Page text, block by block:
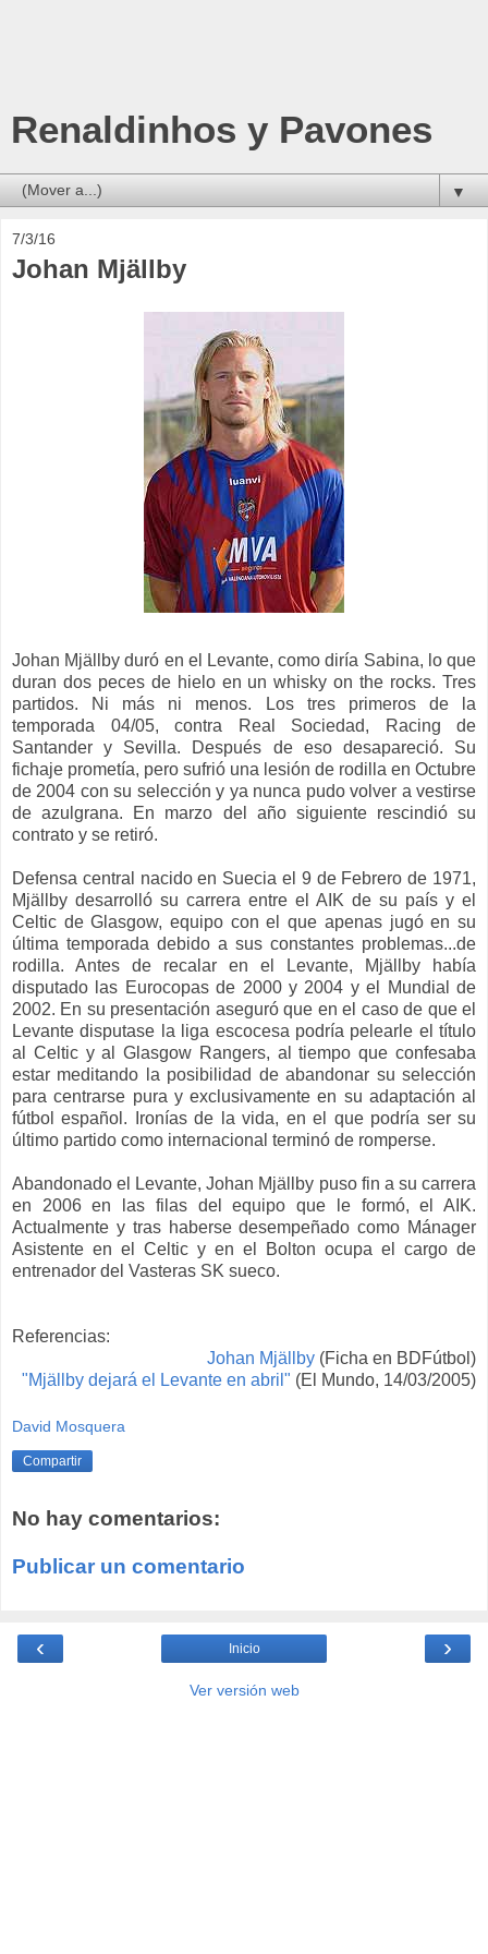
Renaldinhos y Pavones
▼
7/3/16
Johan Mjällby
Johan Mjällby duró en el Levante, como diría Sabina, lo que
duran dos peces de hielo en un whisky on the rocks. Tres
partidos. Ni más ni menos. Los tres primeros de la
temporada 04/05, contra Real Sociedad, Racing de
Santander y Sevilla. Después de eso desapareció. Su
fichaje prometía, pero sufrió una lesión de rodilla en Octubre
de 2004 con su selección y ya nunca pudo volver a vestirse
de azulgrana. En marzo del año siguiente rescindió su
contrato y se retiró.
Defensa central nacido en Suecia el 9 de Febrero de 1971,
Mjällby desarrolló su carrera entre el AIK de su país y el
Celtic de Glasgow, equipo con el que apenas jugó en su
última temporada debido a sus constantes problemas...de
rodilla. Antes de recalar en el Levante, Mjällby había
disputado las Eurocopas de 2000 y 2004 y el Mundial de
2002. En su presentación aseguró que en el caso de que el
Levante disputase la liga escocesa podría pelearle el título
al Celtic y al Glasgow Rangers, al tiempo que confesaba
estar meditando la posibilidad de abandonar su selección
para centrarse pura y exclusivamente en su adaptación al
fútbol español. Ironías de la vida, en el que podría ser su
último partido como internacional terminó de romperse.
Abandonado el Levante, Johan Mjällby puso fin a su carrera
en 2006 en las filas del equipo que le formó, el AIK.
Actualmente y tras haberse desempeñado como Mánager
Asistente en el Celtic y en el Bolton ocupa el cargo de
entrenador del Vasteras SK sueco.
Referencias:
Johan Mjällby (Ficha en BDFútbol)
"Mjällby dejará el Levante en abril" (El Mundo, 14/03/2005)
David Mosquera
Compartir
No hay comentarios:
Publicar un comentario
‹ ›
Inicio
Ver versión web